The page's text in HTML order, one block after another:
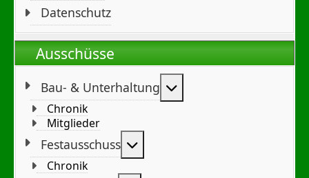
Datenschutz
Ausschüsse
Bau- & Unterhaltung
Chronik
Mitglieder
Festausschuss
Chronik